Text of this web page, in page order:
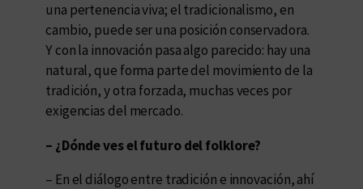
una pertenencia viva; el tradicionalismo, en
cambio, puede ser una posición conservadora.
Y con la innovación pasa algo parecido: hay una
natural, que forma parte del movimiento de la
tradición, y otra forzada, muchas veces por
exigencias del mercado.
– ¿Dónde ves el futuro del folklore?
– En el diálogo entre tradición e innovación, ahí